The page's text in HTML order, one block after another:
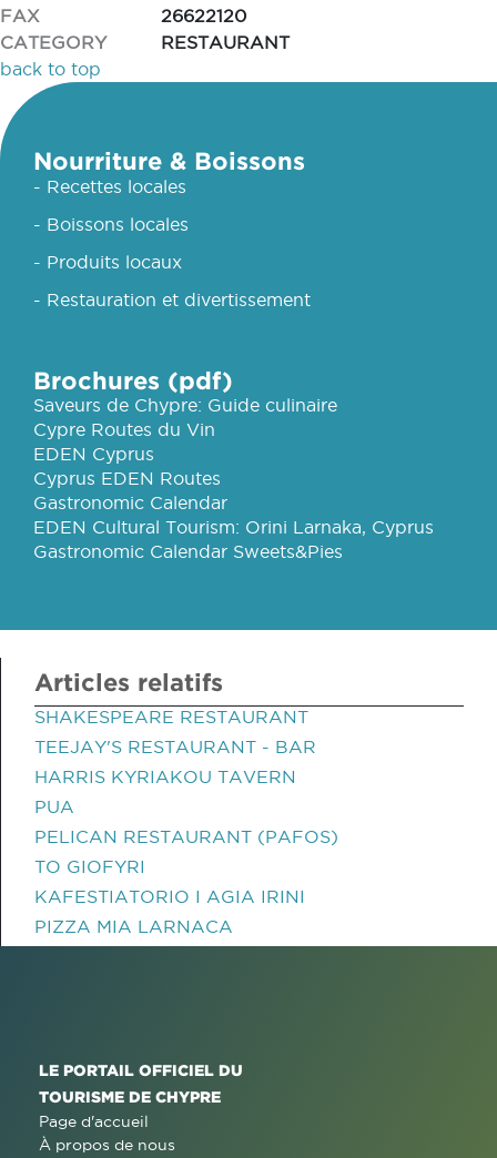
FAX
26622120
CATEGORY
RESTAURANT
back to top
Nourriture & Boissons
- Recettes locales
- Boissons locales
- Produits locaux
- Restauration et divertissement
Brochures (pdf)
Saveurs de Chypre: Guide culinaire
Cypre Routes du Vin
EDEN Cyprus
Cyprus EDEN Routes
Gastronomic Calendar
EDEN Cultural Tourism: Orini Larnaka, Cyprus
Gastronomic Calendar Sweets&Pies
Articles relatifs
SHAKESPEARE RESTAURANT
TEEJAY'S RESTAURANT - BAR
HARRIS KYRIAKOU TAVERN
PUA
PELICAN RESTAURANT (PAFOS)
TO GIOFYRI
KAFESTIATORIO I AGIA IRINI
PIZZA MIA LARNACA
LE PORTAIL OFFICIEL DU
TOURISME DE CHYPRE
Page d'accueil
À propos de nous